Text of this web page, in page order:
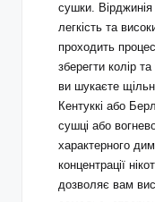
сушки.
легкість та
проходить
зберегти колір
ви шукаєте
Кентуккі або
сушці або
характерного
концентрації
дозволяє вам